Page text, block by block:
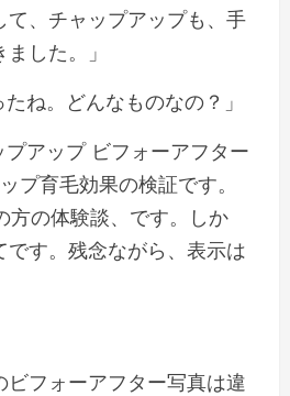
て、チャップアップも、手
した。」
ね。どんなものなの？」
アップ ビフォーアフター
プ育毛効果の検証です。
方の体験談、です。しか
です。残念ながら、表示は
フォーアフター写真は違